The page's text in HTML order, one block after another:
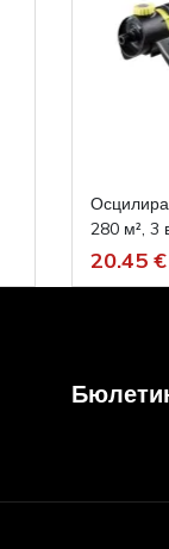
280 м², 3
20.45